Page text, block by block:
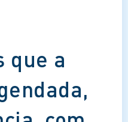
que a